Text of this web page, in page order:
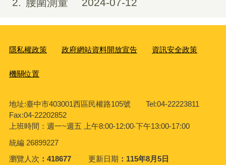
隱私權政策 政府網站資料開放宣告 資訊安全政策
機關位置
地址:臺中市403001西區民權路105號 Tel:04-22223811
Fax:04-22202852
上班時間：週一~週五
上午8:00-12:00‧下午13:00-17:00
統編 26899227
瀏覽人次
418677 更新日期 115年8月5日